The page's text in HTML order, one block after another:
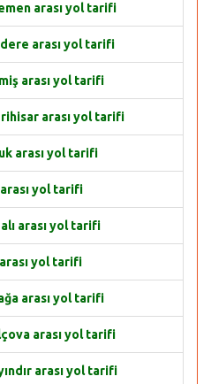
arası yol tarifi
arası yol tarifi
arası yol tarifi
arası yol tarifi
arası yol tarifi
yol tarifi
arası yol tarifi
yol tarifi
arası yol tarifi
arası yol tarifi
arası yol tarifi